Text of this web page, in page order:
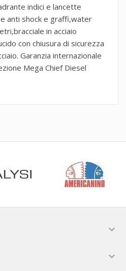
indici e lancette
anti shock e graffi,water
in acciaio
con chiusura di sicurezza
Garanzia internazionale
Mega Chief Diesel

